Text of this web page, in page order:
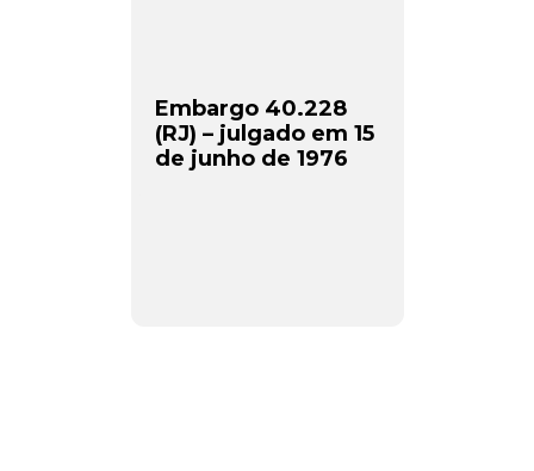
Embargo 40.228
(RJ) – julgado em 15
de junho de 1976